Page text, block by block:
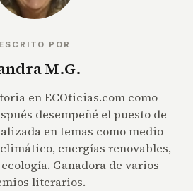
ESCRITO POR
M.G.
en ECOticias.com como
desempeñé el puesto de
en temas como medio
energías renovables,
Ganadora de varios
literarios.